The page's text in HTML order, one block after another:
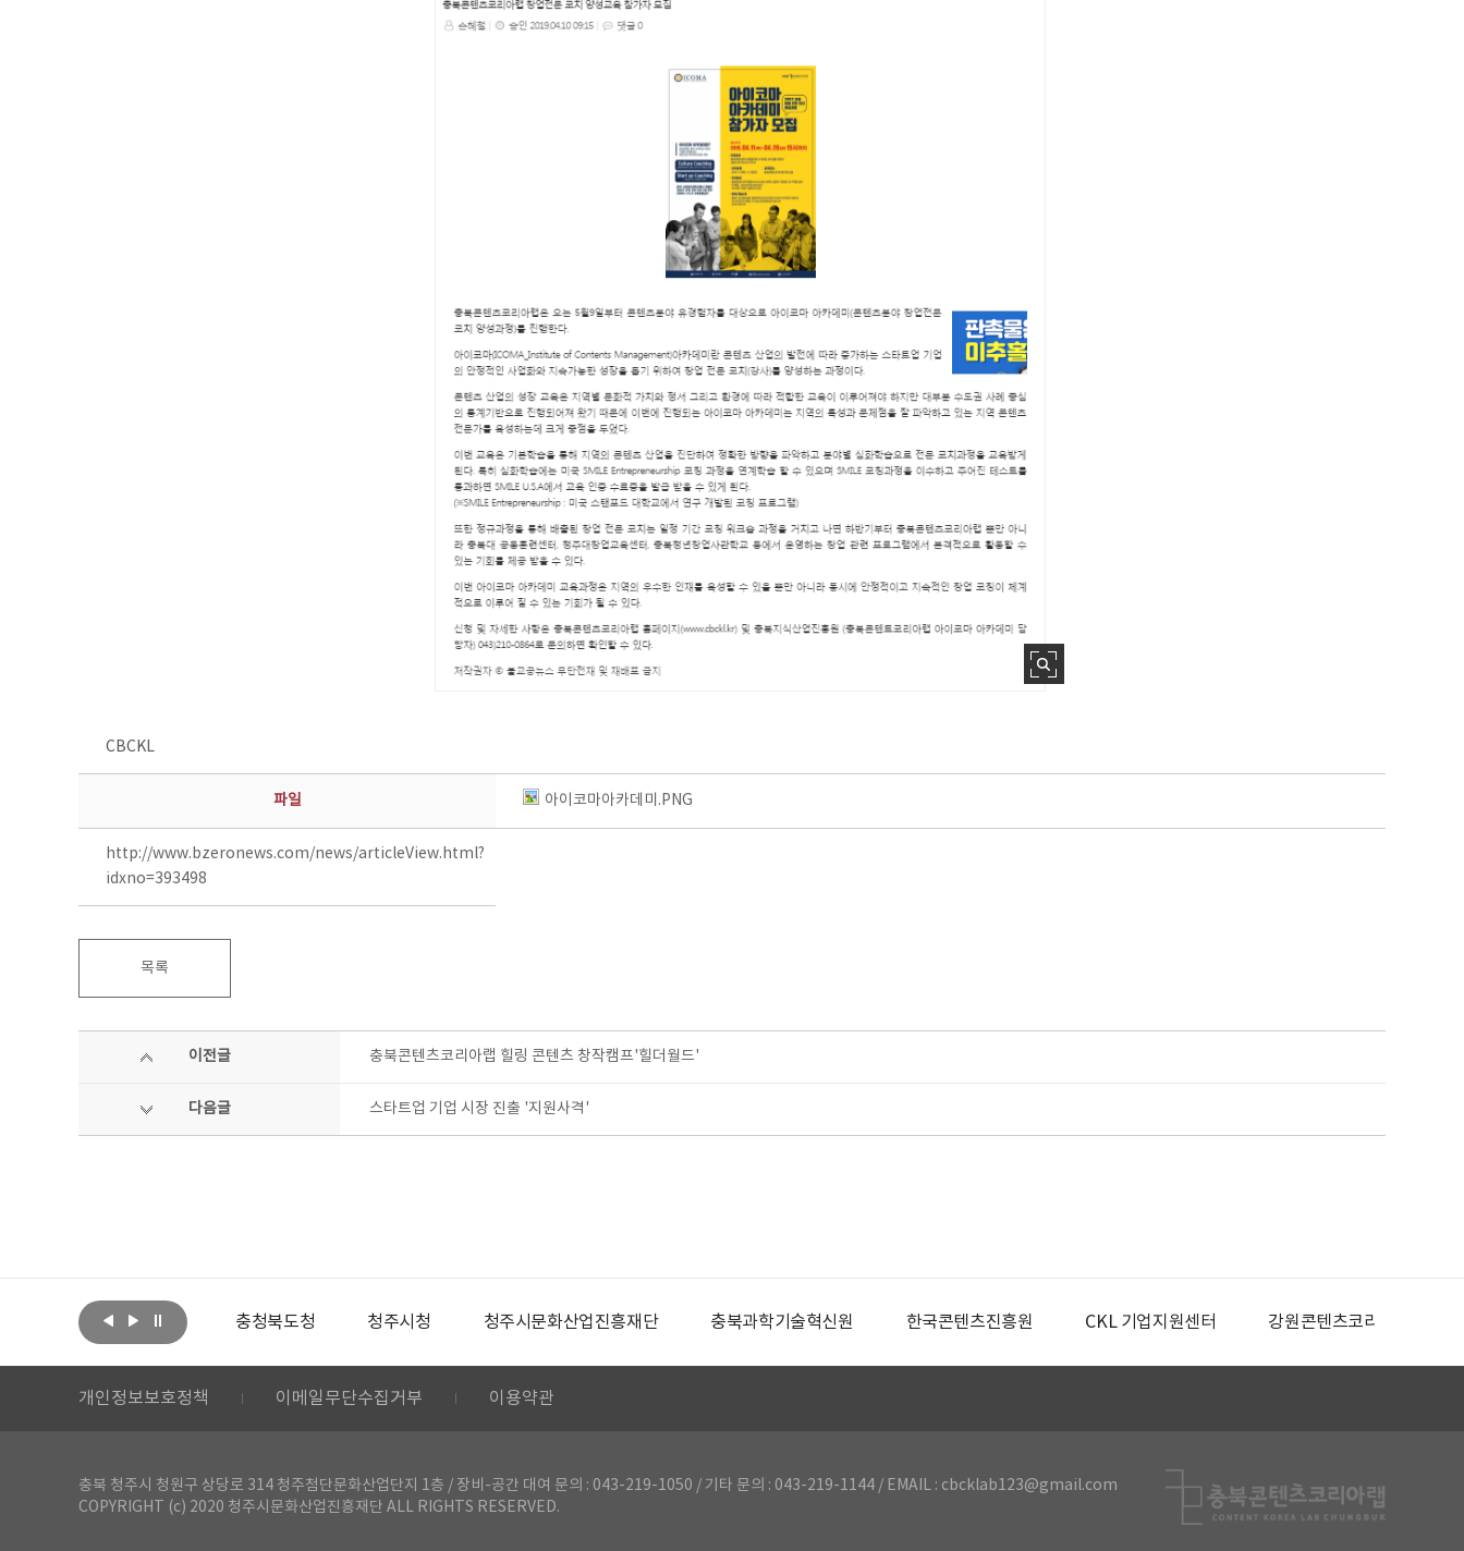
CBCKL
파일 아이코마아카데미.PNG
http://www.bzeronews.com/news/articleView.html?
idxno=393498
목록
이전글 충북콘텐츠코리아랩 힐링 콘텐츠 창작캠프'힐더월드'
다음글 스타트업 기업 시장 진출 '지원사격'
문화체육관광부 충청북도청 청주시청 청주시문화산업진흥재단 충북과학기술혁신원 한국콘텐츠진흥원 CKL 기업지원센터 강원콘텐츠코리아랩
개인정보보호정책 이메일무단수집거부 이용약관
충북 청주시 청원구 상당로 314 청주첨단문화산업단지 1층 / 장비-공간 대여 문의 : 043-219-1050 / 기타 문의 : 043-219-1144 / EMAIL : cbcklab123@gmail.com
COPYRIGHT (c) 2020 청주시문화산업진흥재단 ALL RIGHTS RESERVED.